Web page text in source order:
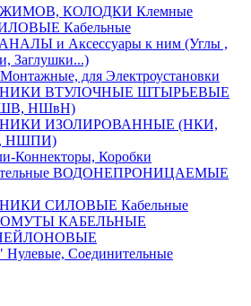
КОЛОДКИ Клемные
Кабельные
и Аксессуары к ним (Углы ,
Заглушки...)
для Электроустановки
ВТУЛОЧНЫЕ ШТЫРЬЕВЫЕ
НШвН)
ИЗОЛИРОВАННЫЕ (НКИ,
НШПИ)
Коннекторы, Коробки
ВОДОНЕПРОНИЦАЕМЫЕ
СИЛОВЫЕ Кабельные
КАБЕЛЬНЫЕ
Соединительные